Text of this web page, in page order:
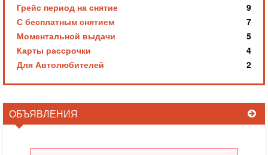
Грейс период на снятие
9
С бесплатным снятием
7
Моментальной выдачи
5
Карты рассрочки
4
Для Автолюбителей
2
ОБЪЯВЛЕНИЯ